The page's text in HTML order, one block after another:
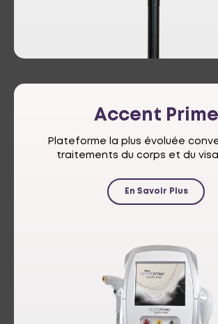
Accent Prime
Plateforme la plus évoluée
traitements du corps et du
En Savoir Plus